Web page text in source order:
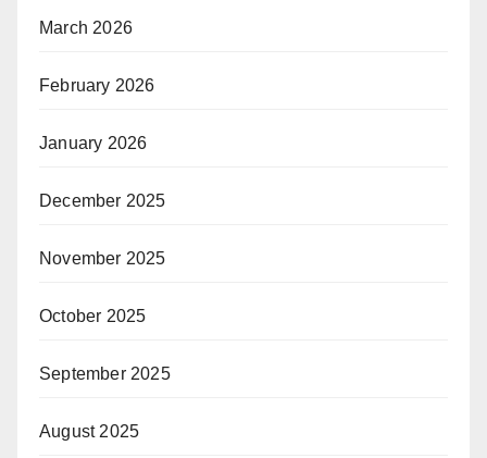
March 2026
February 2026
January 2026
December 2025
November 2025
October 2025
September 2025
August 2025